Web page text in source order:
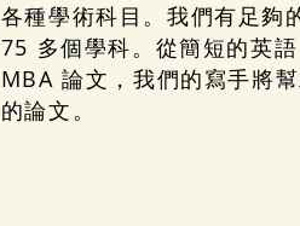
各種學術科目。我們有足夠
75 多個學科。從簡短的英
MBA 論文，我們的寫手將
的論文。